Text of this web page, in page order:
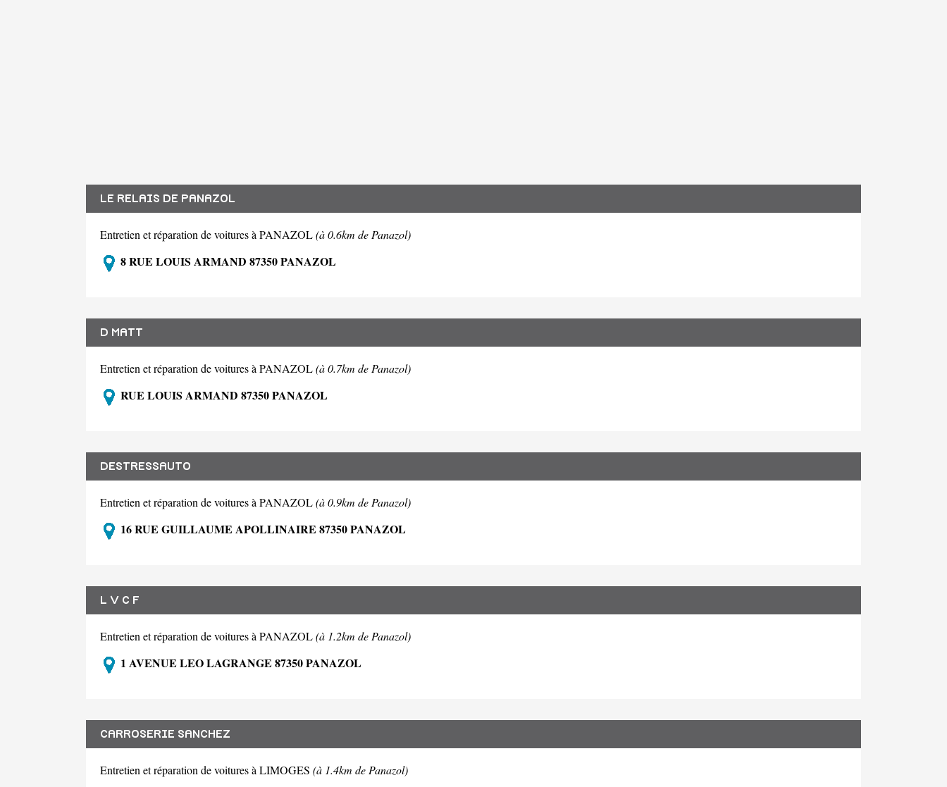
LE RELAIS DE PANAZOL
Entretien et réparation de voitures à PANAZOL(à 0.6km de Panazol)
8 RUE LOUIS ARMAND 87350 PANAZOL
D MATT
Entretien et réparation de voitures à PANAZOL(à 0.7km de Panazol)
RUE LOUIS ARMAND 87350 PANAZOL
DESTRESSAUTO
Entretien et réparation de voitures à PANAZOL(à 0.9km de Panazol)
16 RUE GUILLAUME APOLLINAIRE 87350 PANAZOL
L V C F
Entretien et réparation de voitures à PANAZOL(à 1.2km de Panazol)
1 AVENUE LEO LAGRANGE 87350 PANAZOL
CARROSERIE SANCHEZ
Entretien et réparation de voitures à LIMOGES (à 1.4km de Panazol)